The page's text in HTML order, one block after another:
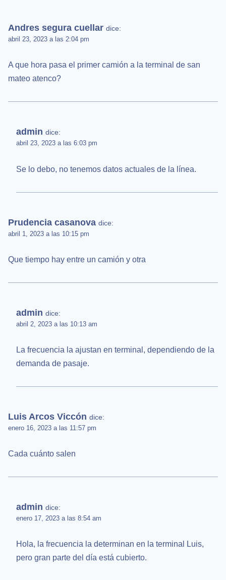
Andres segura cuellar dice:
abril 23, 2023 a las 2:04 pm
A que hora pasa el primer camión a la terminal de san
mateo atenco?
admin dice:
abril 23, 2023 a las 6:03 pm
Se lo debo, no tenemos datos actuales de la línea.
Prudencia casanova dice:
abril 1, 2023 a las 10:15 pm
Que tiempo hay entre un camión y otra
admin dice:
abril 2, 2023 a las 10:13 am
La frecuencia la ajustan en terminal, dependiendo de la
demanda de pasaje.
Luis Arcos Viccón dice:
enero 16, 2023 a las 11:57 pm
Cada cuánto salen
admin dice:
enero 17, 2023 a las 8:54 am
Hola, la frecuencia la determinan en la terminal Luis,
pero gran parte del día está cubierto.